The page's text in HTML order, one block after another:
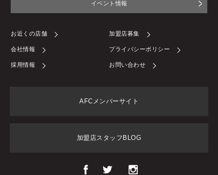
イベント情報
お近くの店舗 加盟店募集
会社情報 プライバシーポリシー
採用情報 お問い合わせ
AFCメンバーサイト
加盟店スタッフBLOG